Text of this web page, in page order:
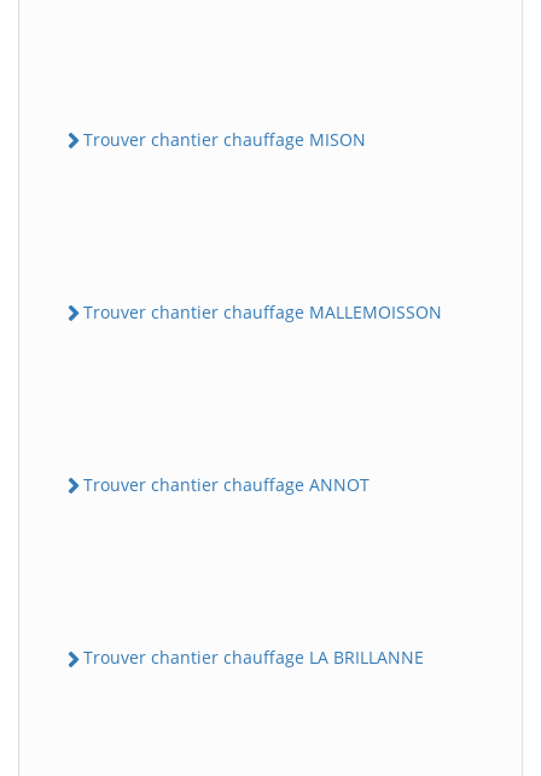
Trouver chantier chauffage MISON
Trouver chantier chauffage MALLEMOISSON
Trouver chantier chauffage ANNOT
Trouver chantier chauffage LA BRILLANNE